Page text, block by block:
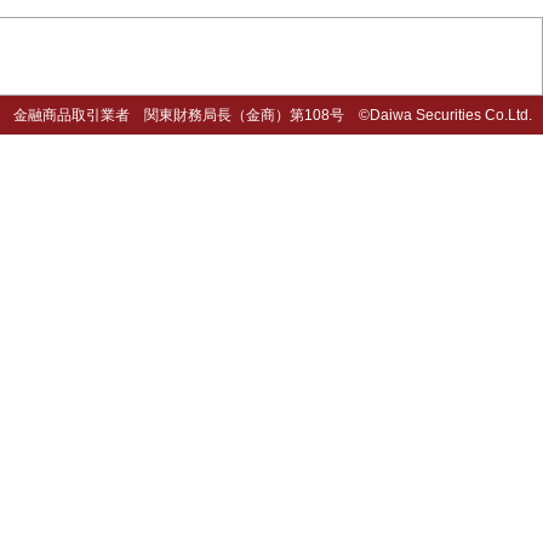
金融商品取引業者 関東財務局長（金商）第108号 ©Daiwa Securities Co.Ltd.